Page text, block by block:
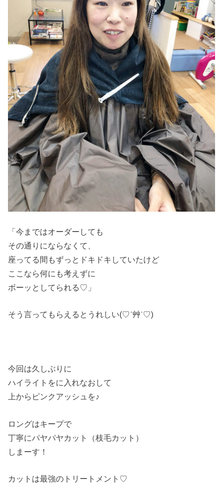
「今まではオーダーしても
その通りにならなくて、
座ってる間もずっとドキドキしていたけど
ここなら何にも考えずに
ボーッとしてられる♡」
そう言ってもらえるとうれしい(♡ˊ艸ˋ♡)
今回は久しぶりに
ハイライトをに入れなおして
上からピンクアッシュを♪
ロングはキープで
丁寧にパヤパヤカット（枝毛カット）
しまーす！
カットは最強のトリートメント♡